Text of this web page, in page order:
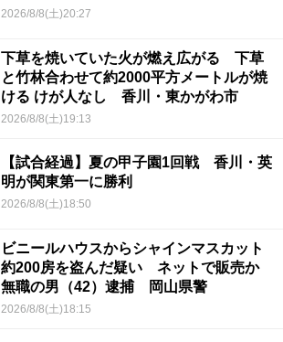
2026/8/8(土)20:27
下草を焼いていた火が燃え広がる 下草
と竹林合わせて約2000平方メートルが焼
ける けが人なし 香川・東かがわ市
2026/8/8(土)19:13
【試合経過】夏の甲子園1回戦 香川・英
明が関東第一に勝利
2026/8/8(土)18:50
ビニールハウスからシャインマスカット
約200房を盗んだ疑い ネットで販売か
無職の男（42）逮捕 岡山県警
2026/8/8(土)18:15